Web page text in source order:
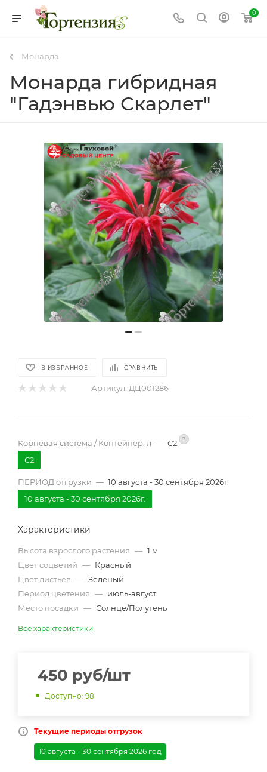
0
Монарда
Монарда гибридная
"Гадэнвью Скарлет"
В ИЗБРАННОЕ СРАВНИТЬ
Артикул: ДЦ001286
Корневая система / Контейнер, л — С2 ?
С2
ПЕРИОД отгрузки — 10 августа - 30 сентября 2026г.
10 августа - 30 сентября 2026г.
Характеристики
Высота взрослого растения — 1 м
Цвет соцветий — Красный
Цвет листьев — Зеленый
Период цветения — июль-август
Место посадки — Солнце/Полутень
Все характеристики
450 руб/шт
Доступно: 98
Текущие периоды отгрузок
10 августа - 30 сентября 2026 год